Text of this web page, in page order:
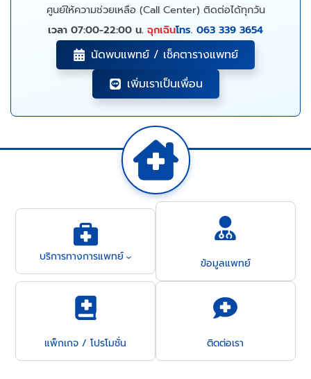
ศูนย์ให้ความช่วยเหลือ (Call Center) ติดต่อได้ทุกวัน
เวลา 07:00-22:00 น. ฉุกเฉินโทร. 063 339 3654
นัดพบแพทย์ / เช็คตารางแพทย์
เพิ่มเราเป็นเพื่อน
บริการทางการแพทย์ ข้อมูลแพทย์
แพ็กเกจ / โปรโมชั่น ติดต่อเรา